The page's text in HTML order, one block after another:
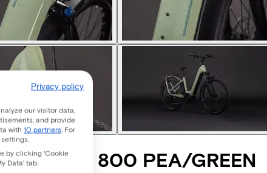
ONE 800 PEA/GREEN
Privacy policy
our visitor data,
and provide
with 10 partners . For
by clicking 'Cookie
Data' tab.